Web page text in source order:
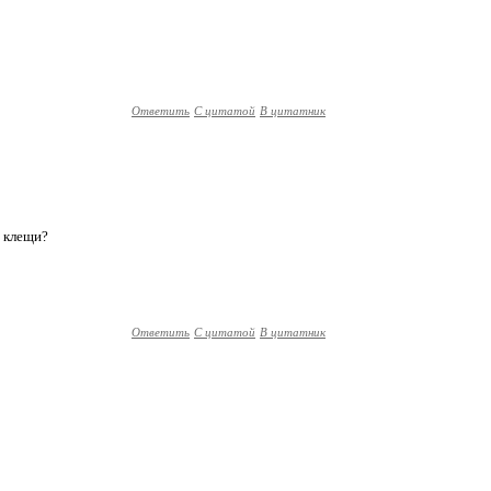
Ответить С цитатой В цитатник
клещи?
Ответить С цитатой В цитатник